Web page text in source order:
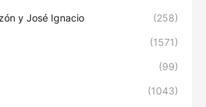
y José Ignacio (258)
(1571)
(99)
(1043)